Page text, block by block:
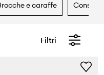
brocche e caraffe
Filtri